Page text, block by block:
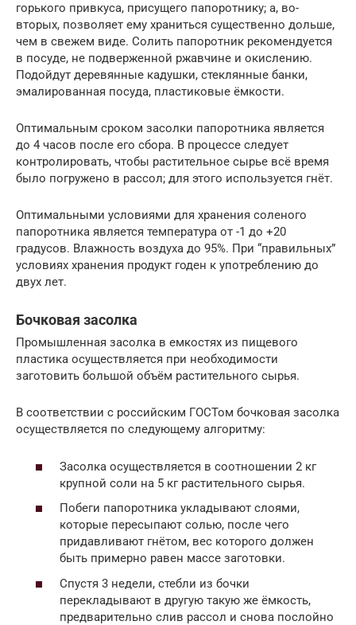
горького привкуса, присущего папоротнику; а, во-
вторых, позволяет ему храниться существенно дольше,
чем в свежем виде. Солить папоротник рекомендуется
в посуде, не подверженной ржавчине и окислению.
Подойдут деревянные кадушки, стеклянные банки,
эмалированная посуда, пластиковые ёмкости.
Оптимальным сроком засолки папоротника является
до 4 часов после его сбора. В процессе следует
контролировать, чтобы растительное сырье всё время
было погружено в рассол; для этого используется гнёт.
Оптимальными условиями для хранения соленого
папоротника является температура от -1 до +20
градусов. Влажность воздуха до 95%. При “правильных”
условиях хранения продукт годен к употреблению до
двух лет.
Бочковая засолка
Промышленная засолка в емкостях из пищевого
пластика осуществляется при необходимости
заготовить большой объём растительного сырья.
В соответствии с российским ГОСТом бочковая засолка
осуществляется по следующему алгоритму:
Засолка осуществляется в соотношении 2 кг
крупной соли на 5 кг растительного сырья.
Побеги папоротника укладывают слоями,
которые пересыпают солью, после чего
придавливают гнётом, вес которого должен
быть примерно равен массе заготовки.
Спустя 3 недели, стебли из бочки
перекладывают в другую такую же ёмкость,
предварительно слив рассол и снова послойно